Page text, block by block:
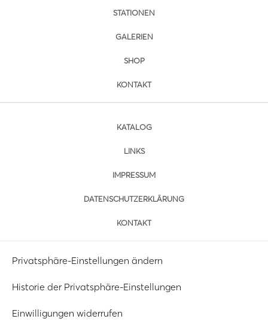
STATIONEN
GALERIEN
SHOP
KONTAKT
KATALOG
LINKS
IMPRESSUM
DATENSCHUTZERKLÄRUNG
KONTAKT
Privatsphäre-Einstellungen ändern
Historie der Privatsphäre-Einstellungen
Einwilligungen widerrufen